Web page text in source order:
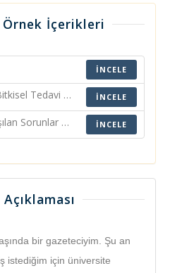
İçerikleri
İNCELE
Yöntemleri İNCELE
ve Çözümleri İNCELE
bir gazeteciyim. Şu an
istediğim için üniversite